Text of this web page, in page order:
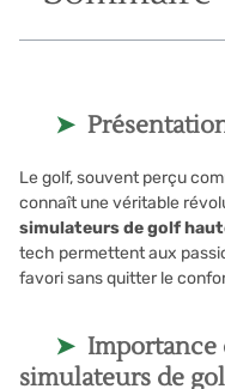
Le golf, souvent perçu
connaît une véritable
simulateurs de golf
tech permettent aux
favori sans quitter le
Importance
simulateurs de